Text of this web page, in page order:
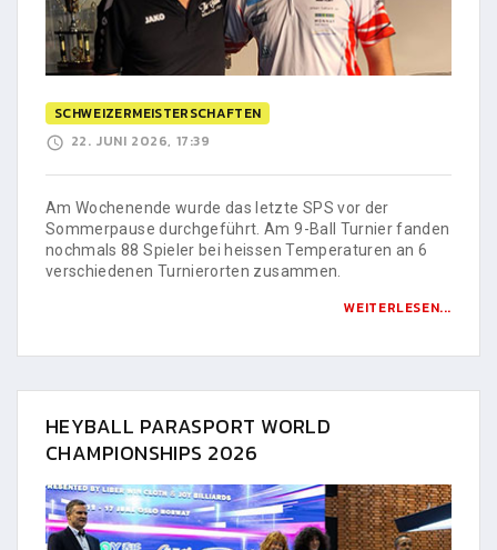
SCHWEIZERMEISTERSCHAFTEN
22. JUNI 2026, 17:39
Am Wochenende wurde das letzte SPS vor der
Sommerpause durchgeführt. Am 9-Ball Turnier fanden
nochmals 88 Spieler bei heissen Temperaturen an 6
verschiedenen Turnierorten zusammen.
WEITERLESEN...
HEYBALL PARASPORT WORLD
CHAMPIONSHIPS 2026